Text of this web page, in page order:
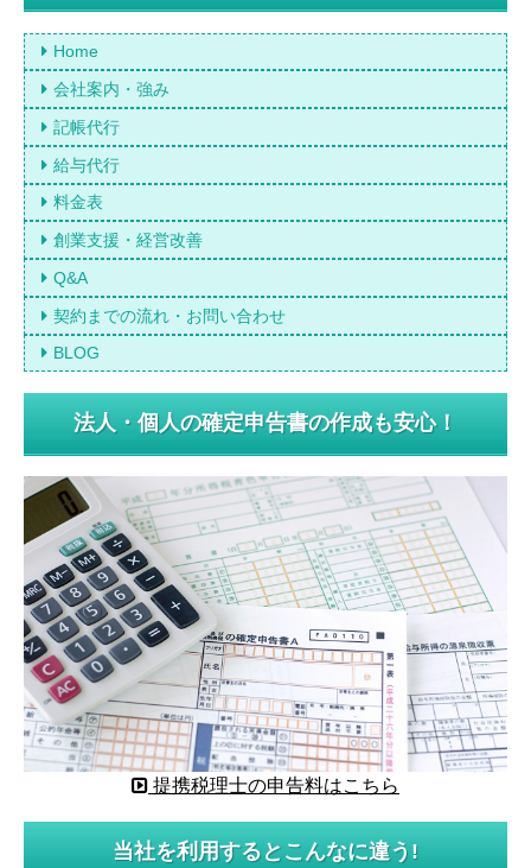
Home
会社案内・強み
記帳代行
給与代行
料金表
創業支援・経営改善
Q&A
契約までの流れ・お問い合わせ
BLOG
法人・個人の確定申告書の作成も安心！
提携税理士の申告料はこちら
当社を利用するとこんなに違う!